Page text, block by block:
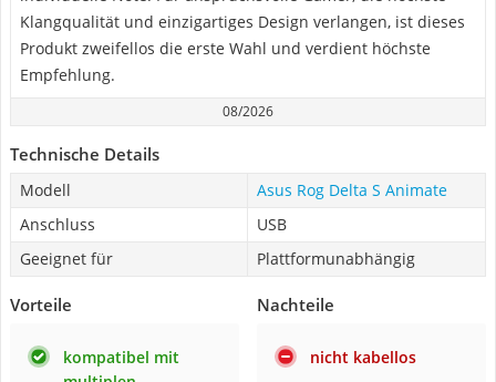
Klangqualität und einzigartiges Design verlangen, ist dieses
Produkt zweifellos die erste Wahl und verdient höchste
Empfehlung.
08/2026
Technische Details
Modell
Asus Rog Delta S Animate
Anschluss
USB
Geeignet für
Plattformunabhängig
Vorteile
kompatibel mit
Nachteile
nicht kabellos